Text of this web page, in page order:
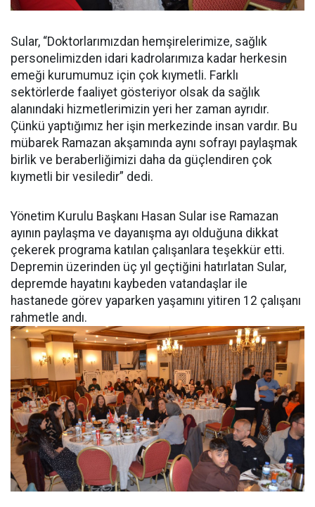
Sular, “Doktorlarımızdan hemşirelerimize, sağlık
personelimizden idari kadrolarımıza kadar herkesin
emeği kurumumuz için çok kıymetli. Farklı
sektörlerde faaliyet gösteriyor olsak da sağlık
alanındaki hizmetlerimizin yeri her zaman ayrıdır.
Çünkü yaptığımız her işin merkezinde insan vardır. Bu
mübarek Ramazan akşamında aynı sofrayı paylaşmak
birlik ve beraberliğimizi daha da güçlendiren çok
kıymetli bir vesiledir” dedi.
Yönetim Kurulu Başkanı Hasan Sular ise Ramazan
ayının paylaşma ve dayanışma ayı olduğuna dikkat
çekerek programa katılan çalışanlara teşekkür etti.
Depremin üzerinden üç yıl geçtiğini hatırlatan Sular,
depremde hayatını kaybeden vatandaşlar ile
hastanede görev yaparken yaşamını yitiren 12 çalışanı
rahmetle andı.